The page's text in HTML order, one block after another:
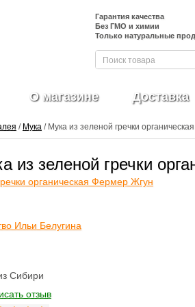
Гарантия качества
Без ГМО и химии
Только натуральные
и
О магазине Доставка
/ Мука / Мука из зеленой гречки
из зеленой гречки
Ильи Белугина
Сибири
отзыв